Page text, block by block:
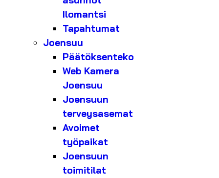
Ilomantsi
Tapahtumat
Joensuu
Päätöksenteko
Web Kamera
Joensuu
Joensuun
terveysasemat
Avoimet
työpaikat
Joensuun
toimitilat